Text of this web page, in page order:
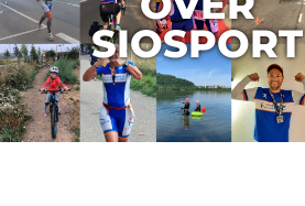
SIOSPORT